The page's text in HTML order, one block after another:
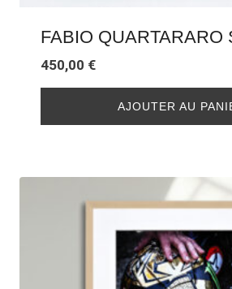
FABIO QUARTARARO
450,00 €
AJOUTER AU